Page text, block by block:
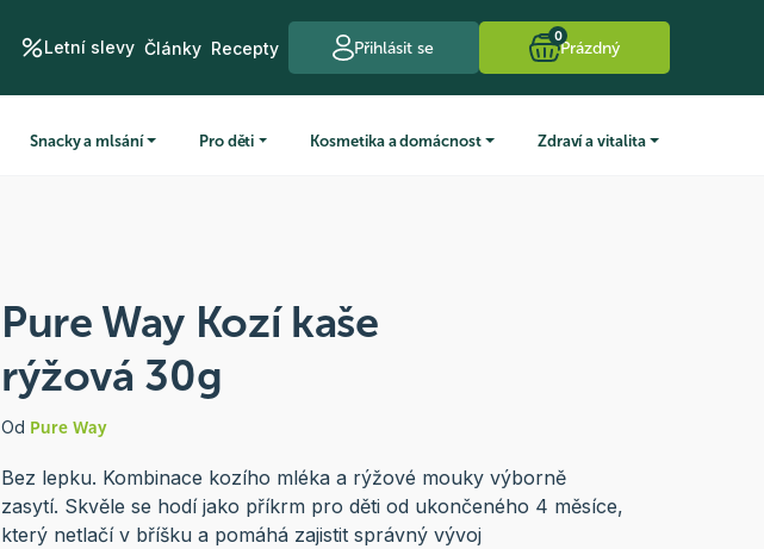
Letní slevy Články Recepty Přihlásit se
0
Prázdný
Snacky a mlsání Pro děti Kosmetika a domácnost Zdraví a vitalita
Pure Way Kozí kaše
rýžová 30g
Od Pure Way
Bez lepku. Kombinace kozího mléka a rýžové mouky výborně
zasytí. Skvěle se hodí jako příkrm pro děti od ukončeného 4 měsíce,
který netlačí v bříšku a pomáhá zajistit správný vývoj